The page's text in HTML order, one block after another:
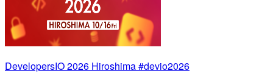
DevelopersIO 2026 Hiroshima #devio2026